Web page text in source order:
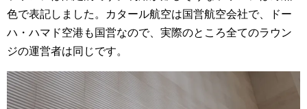
色で表記しました。カタール航空は国営航空会社で、ドー
ハ・ハマド空港も国営なので、実際のところ全てのラウン
ジの運営者は同じです。